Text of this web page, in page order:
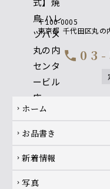
〒100-0005
東京都 千代田区丸の
call
Footer navigation
chevron_right ホーム
chevron_right お品書き
chevron_right 新着情報
chevron_right 写真